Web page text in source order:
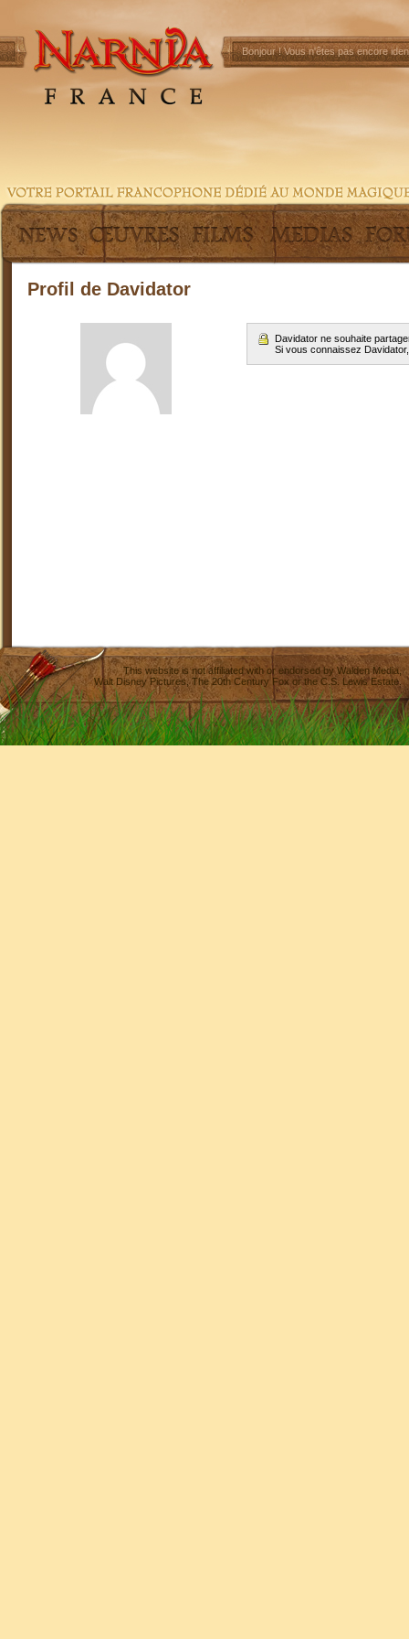
Bonjour !Vous n'êtes pas encore
Profil de Davidator
Davidator ne souhaite
Si vous connaissez
This website is not affiliated with or endorsed byWalden Media
Walt Disney Pictures,The 20th Century Fox or the C.S. Lewis Estate.